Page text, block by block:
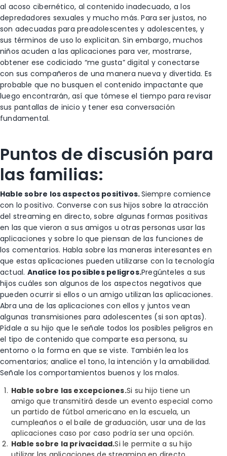
al acoso cibernético, al contenido inadecuado, a los
depredadores sexuales y mucho más. Para ser justos, no
son adecuadas para preadolescentes y adolescentes, y
sus términos de uso lo explicitan. Sin embargo, muchos
niños acuden a las aplicaciones para ver, mostrarse,
obtener ese codiciado “me gusta” digital y conectarse
con sus compañeros de una manera nueva y divertida. Es
probable que no busquen el contenido impactante que
luego encontrarán, así que tómese el tiempo para revisar
sus pantallas de inicio y tener esa conversación
fundamental.
Puntos de discusión para
las familias:
Hable sobre los aspectos positivos.Siempre comience
con lo positivo. Converse con sus hijos sobre la atracción
del streaming en directo, sobre algunas formas positivas
en las que vieron a sus amigos u otras personas usar las
aplicaciones y sobre lo que piensan de las funciones de
los comentarios. Habla sobre las maneras interesantes en
que estas aplicaciones pueden utilizarse con la tecnología
actual. Analice los posibles peligros.Pregúnteles a sus
hijos cuáles son algunos de los aspectos negativos que
pueden ocurrir si ellos o un amigo utilizan las aplicaciones.
Abra una de las aplicaciones con ellos y juntos vean
algunas transmisiones para adolescentes (si son aptas).
Pídale a su hijo que le señale todos los posibles peligros en
el tipo de contenido que comparte esa persona, su
entorno o la forma en que se viste. También lea los
comentarios; analice el tono, la intención y la amabilidad.
Señale los comportamientos buenos y los malos.
Hable sobre las excepciones.Si su hijo tiene un
amigo que transmitirá desde un evento especial como
un partido de fútbol americano en la escuela, un
cumpleaños o el baile de graduación, usar una de las
aplicaciones caso por caso podría ser una opción.
Hable sobre la privacidad.Si le permite a su hijo